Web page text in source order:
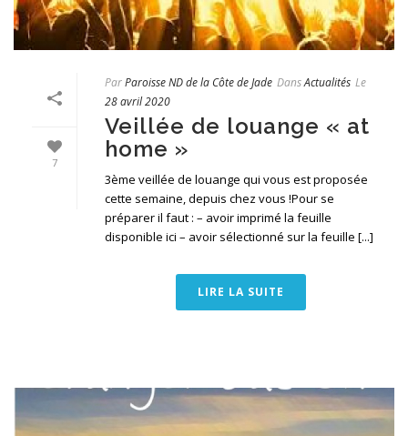
7
ParParoisse ND de la Côte de Jade DansActualités Le
28 avril 2020
Veillée de louange « at
home »
3ème veillée de louange qui vous est proposée
cette semaine, depuis chez vous !Pour se
préparer il faut : – avoir imprimé la feuille
disponible ici – avoir sélectionné sur la feuille [...]
LIRE LA SUITE